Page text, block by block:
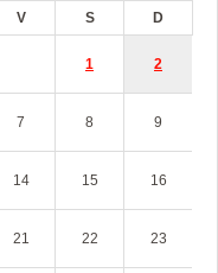
V S D
1 2
7 8 9
14 15 16
21 22 23